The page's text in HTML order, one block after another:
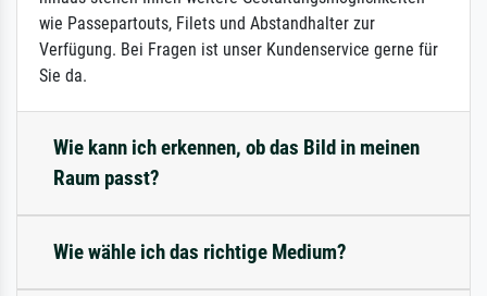
wie Passepartouts, Filets und Abstandhalter zur
Verfügung. Bei Fragen ist unser Kundenservice gerne für
Sie da.
Wie kann ich erkennen, ob das Bild in meinen
Raum passt?
Wie wähle ich das richtige Medium?